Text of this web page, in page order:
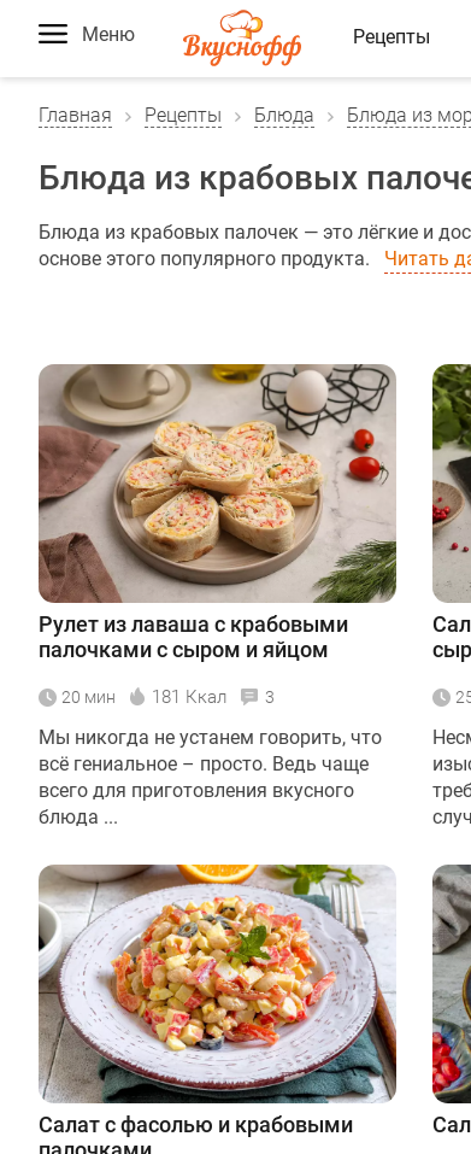
Меню Рецепты
Главная Рецепты Блюда Блюда из
Блюда из крабовых
Блюда из крабовых палочек — это лёгкие и
основе этого популярного продукта.
Читать
Рулет из лаваша с крабовыми
палочками с сыром и яйцом
20 мин 181 Ккал 3
Мы никогда не устанем говорить, что
всё гениальное – просто. Ведь чаще
всего для приготовления вкусного
блюда ...
Салат с фасолью и крабовыми